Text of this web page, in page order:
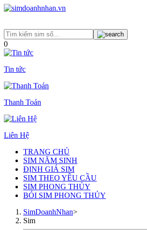
0
Tin tức
Thanh Toán
Liên Hệ
TRANG CHỦ
SIM NĂM SINH
ĐỊNH GIÁ SIM
SIM THEO YÊU CẦU
SIM PHONG THỦY
BÓI SIM PHONG THỦY
SimDoanhNhan>
Sim